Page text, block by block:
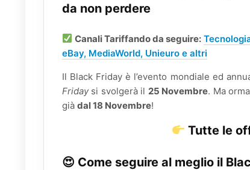
da non perdere
Canali Tariffando da seguire:
eBay, MediaWorld, Unieuro e altri
Il Black Friday è l’evento mondiale ed
Fridaysi svolgerà il 25 Novembre. Ma
già dal 18 Novembre!
Tutte le
😍 Come seguire al meglio il